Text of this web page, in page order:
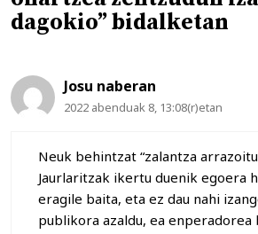
dagokio” bidalketan
Josu naberan
2022 abenduak 8, 13:08(r)etan
Neuk behintzat “zalantza
Jaurlaritzak ikertu duenik egoera
eragile baita, eta ez dau nahi
publikora azaldu, ea enperadorea